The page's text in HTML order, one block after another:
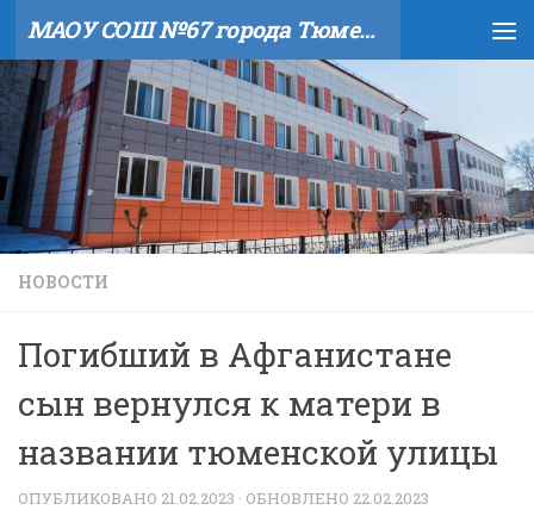
Skip to content МАОУ СОШ №67 города Тюмени
НОВОСТИ
Погибший в Афганистане
сын вернулся к матери в
названии тюменской улицы
ОПУБЛИКОВАНО 21.02.2023 · ОБНОВЛЕНО 22.02.2023